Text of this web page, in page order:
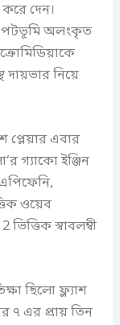
দেন।
পটভূমি অলংকৃত
দায়ভার নিয়ে
প্লেয়ার এবার
গ্যাকো ইঞ্জিন
ওয়েব
স্বাবলম্বী
ছিলো ফ্ল্যাশ
৭ এর প্রায় তিন